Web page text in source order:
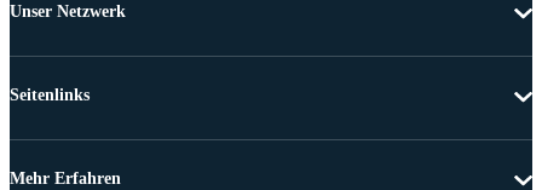
Unser Netzwerk
Seitenlinks
Mehr Erfahren